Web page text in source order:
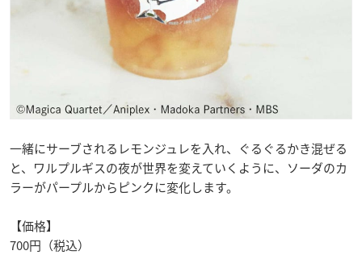
一緒にサーブされるレモンジュレを入れ、ぐるぐるかき混ぜる
と、ワルプルギスの夜が世界を変えていくように、ソーダのカ
ラーがパープルからピンクに変化します。
【価格】
700円（税込）